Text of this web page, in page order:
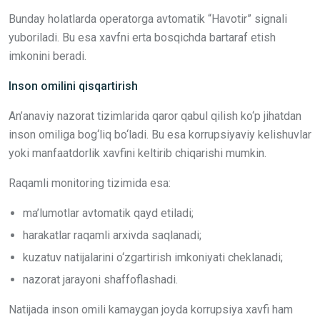
Bunday holatlarda operatorga avtomatik “Havotir” signali
yuboriladi. Bu esa xavfni erta bosqichda bartaraf etish
imkonini beradi.
Inson omilini qisqartirish
An’anaviy nazorat tizimlarida qaror qabul qilish ko‘p jihatdan
inson omiliga bog‘liq bo‘ladi. Bu esa korrupsiyaviy kelishuvlar
yoki manfaatdorlik xavfini keltirib chiqarishi mumkin.
Raqamli monitoring tizimida esa:
ma’lumotlar avtomatik qayd etiladi;
harakatlar raqamli arxivda saqlanadi;
kuzatuv natijalarini o‘zgartirish imkoniyati cheklanadi;
nazorat jarayoni shaffoflashadi.
Natijada inson omili kamaygan joyda korrupsiya xavfi ham